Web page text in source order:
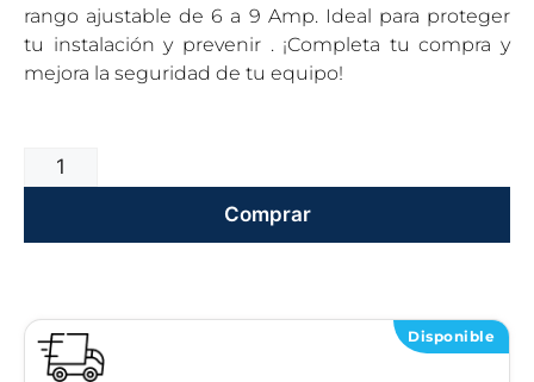
rango ajustable de 6 a 9 Amp. Ideal para proteger
tu instalación y prevenir . ¡Completa tu compra y
mejora la seguridad de tu equipo!
Comprar
Disponible